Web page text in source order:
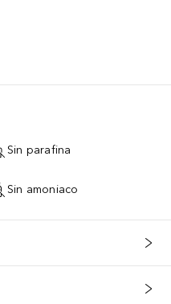
Sin parafina
Sin amoniaco